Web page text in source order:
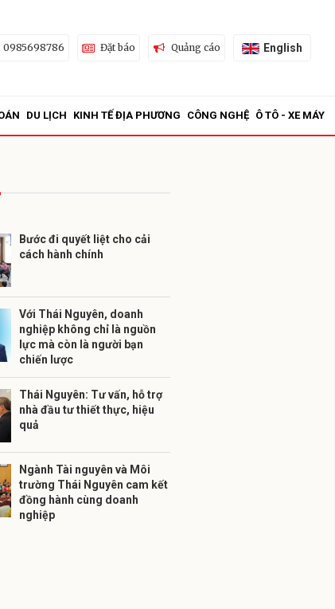
0985698786 Đặt báo Quảng cáo English
DU LỊCH KINH TẾ ĐỊA PHƯƠNG CÔNG NGHỆ Ô TÔ - XE MÁY
Bước đi quyết liệt cho cải
cách hành chính
Với Thái Nguyên, doanh
nghiệp không chỉ là nguồn
lực mà còn là người bạn
chiến lược
Thái Nguyên: Tư vấn, hỗ trợ
nhà đầu tư thiết thực, hiệu
quả
Ngành Tài nguyên và Môi
trường Thái Nguyên cam kết
đồng hành cùng doanh
nghiệp